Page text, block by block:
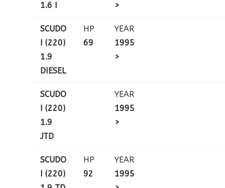
1.6 I >
SCUDO
I (220)
1.9
DIESEL
HP
69
YEAR
1995
>
SCUDO
I (220)
1.9
JTD
YEAR
1995
>
SCUDO
I (220)
HP
92
YEAR
1995